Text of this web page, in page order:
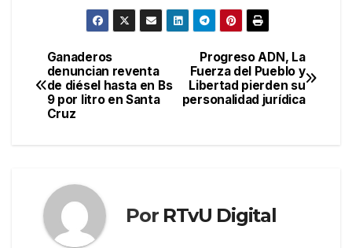
Navegación
de
Progreso ADN, La
Fuerza del Pueblo y
Libertad pierden su
personalidad jurídica
Ganaderos
denuncian reventa
de diésel hasta en Bs
9 por litro en Santa
Cruz
Por RTvU Digital